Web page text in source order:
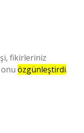
fikirleriniz
onu özgünleştirdi.